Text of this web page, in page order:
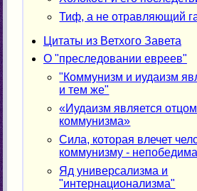
Тиф, а не отравляющий
Цитаты из Ветхого Завета
О "преследовании евреев"
"Коммунизм и иудаизм
и тем же"
«Иудаизм является
коммунизма»
Сила, которая влечет
коммунизму - непобедима
Яд универсализма и
"интернационализма"